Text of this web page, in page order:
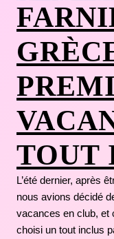
TOUT
L’été dernier, après
nous avions décidé
vacances en club, et
choisi un tout inclus